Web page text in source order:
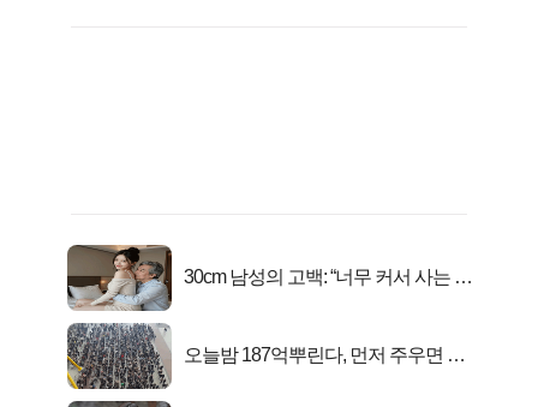
30cm 남성의 고백: “너무 커서 사는 게
오늘밤 187억뿌린다, 먼저 주우면 최